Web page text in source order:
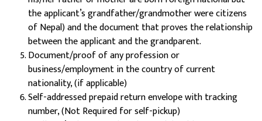
the applicant’s grandfather/grandmother were citizens
of Nepal) and the document that proves the relationship
between the applicant and the grandparent.
Document/proof of any profession or
business/employment in the country of current
nationality, (if applicable)
Self-addressed prepaid return envelope with tracking
number, (Not Required for self-pickup)